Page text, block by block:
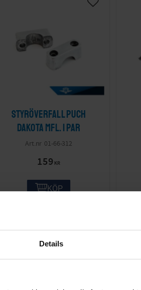
Details
Styröverfall Puch
Dakota mfl. 1 par
01-66-312
159 KR
KÖP